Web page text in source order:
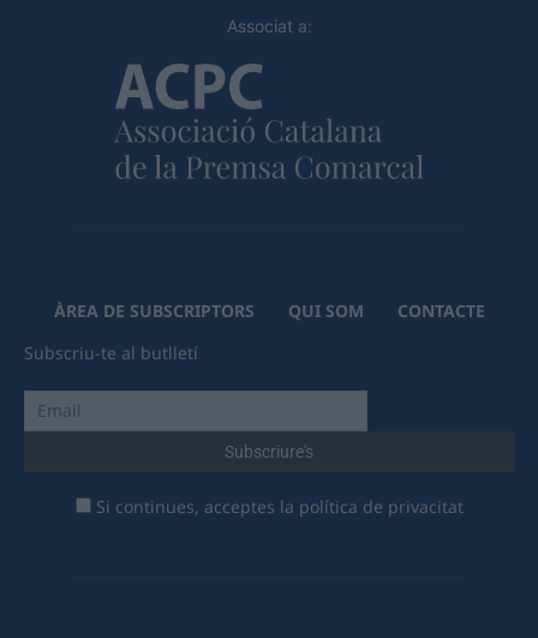
Associat a:
ÀREA DE SUBSCRIPTORS QUI SOM
CONTACTE
Subscriu-te al butlletí
Si continues, acceptes la política de privacitat